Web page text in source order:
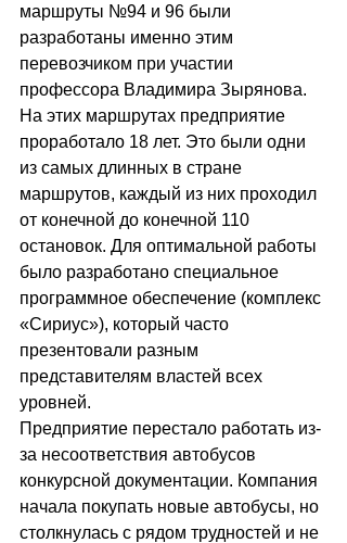
маршруты №94 и 96 были
разработаны именно этим
перевозчиком при участии
профессора Владимира Зырянова.
На этих маршрутах предприятие
проработало 18 лет. Это были одни
из самых длинных в стране
маршрутов, каждый из них проходил
от конечной до конечной 110
остановок. Для оптимальной работы
было разработано специальное
программное обеспечение (комплекс
«Сириус»), который часто
презентовали разным
представителям властей всех
уровней.
Предприятие перестало работать из-
за несоответствия автобусов
конкурсной документации. Компания
начала покупать новые автобусы, но
столкнулась с рядом трудностей и не